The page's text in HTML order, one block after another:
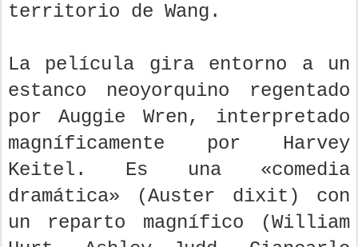
territorio de Wang.
La película gira entorno a un
estanco neoyorquino regentado
por Auggie Wren, interpretado
magníficamente por Harvey
Keitel. Es una «comedia
dramática» (Auster dixit) con
un reparto magnífico (William